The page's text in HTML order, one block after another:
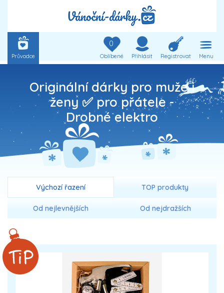
Průvodce
0
Oblíbené Přihlásit Registrovat Menu
Originální dárky pro muže i
ženy ✅ pro přátele -
Drobné elektro
Výchozí řazení TOP produkty
Od nejlevnějších Od nejdražších